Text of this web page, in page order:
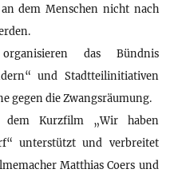
dem Menschen nicht nach
das Bündnis
und Stadtteilinitiativen
gegen die Zwangsräumung.
Kurzfilm „Wir haben
unterstützt und verbreitet
Matthias Coers und